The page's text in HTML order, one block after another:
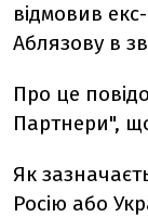
відмовив
Аблязову в
Про це
Партнери",
Як
Росію або